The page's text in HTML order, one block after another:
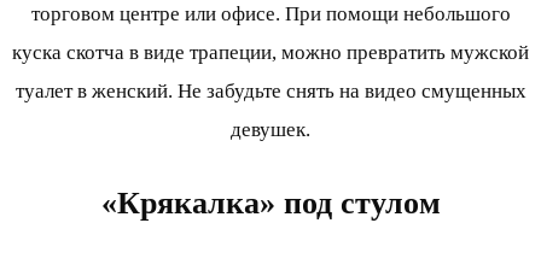
торговом центре или офисе. При помощи небольшого
куска скотча в виде трапеции, можно превратить мужской
туалет в женский. Не забудьте снять на видео смущенных
девушек.
«Крякалка» под стулом